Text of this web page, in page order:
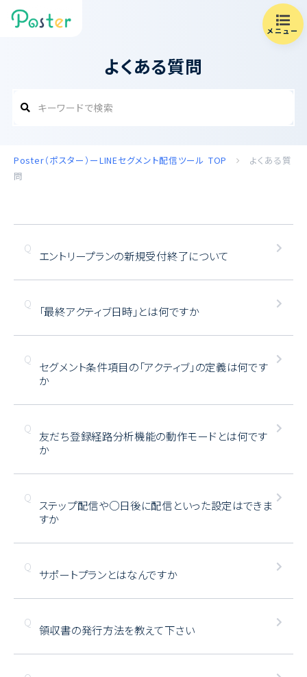
メニュー
よくある質問
Poster（ポスター）ーLINEセグメント配信ツール TOP
よくある質
問
エントリープランの新規受付終了について
「最終アクティブ日時」とは何ですか
セグメント条件項目の「アクティブ」の定義は何です
か
友だち登録経路分析機能の動作モードとは何です
か
ステップ配信や○日後に配信といった設定はできま
すか
サポートプランとはなんですか
領収書の発行方法を教えて下さい